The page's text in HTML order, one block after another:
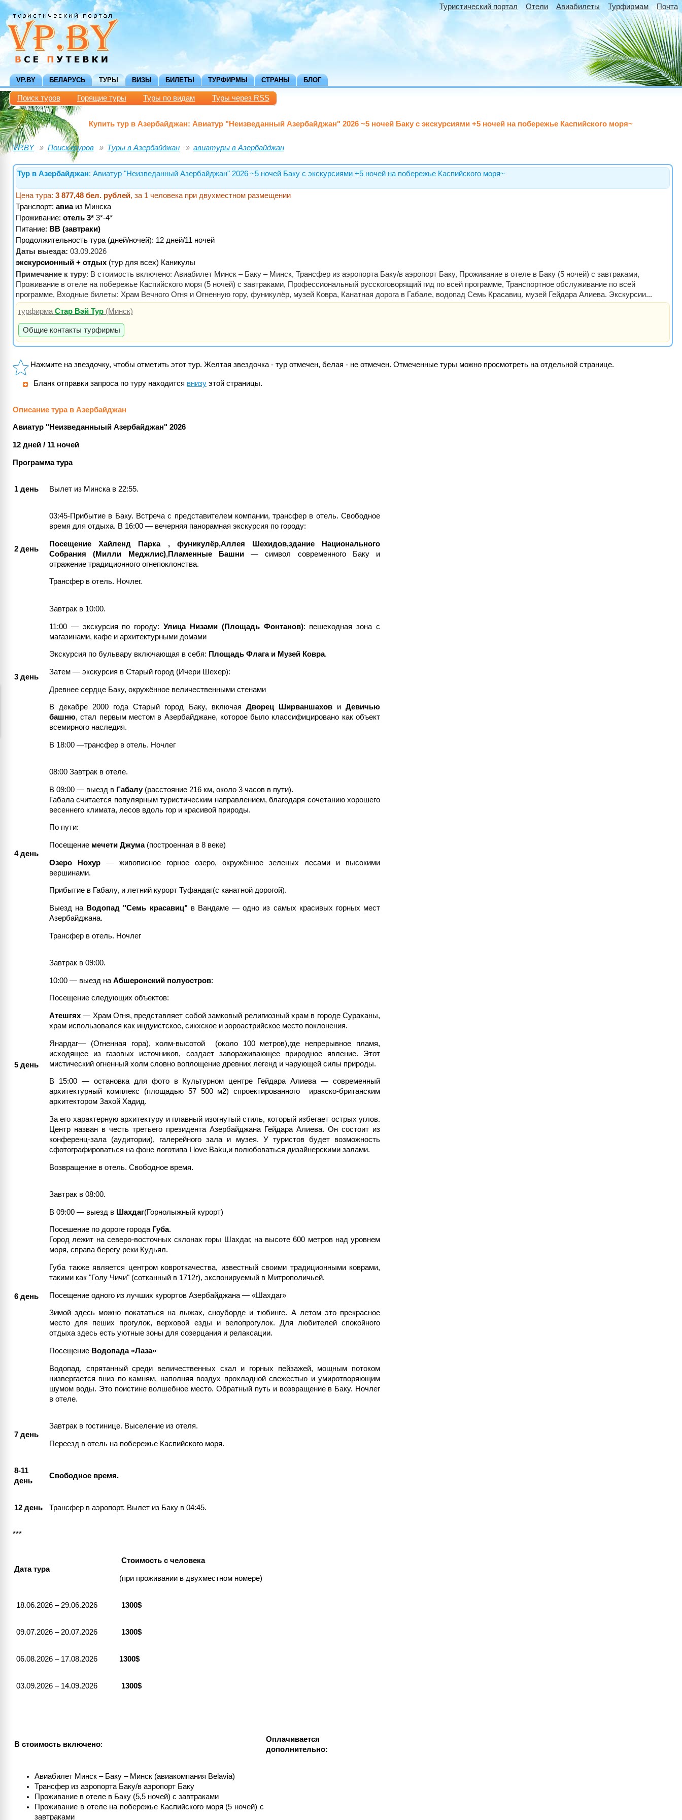
Туристический портал Отели Авиабилеты Турфирмам Почта
VP.BY БЕЛАРУСЬ ТУРЫ ВИЗЫ БИЛЕТЫ ТУРФИРМЫ СТРАНЫ БЛОГ
Поиск туров Горящие туры Туры по видам Туры через RSS
Купить тур в Азербайджан: Авиатур "Неизведанный Азербайджан" 2026 ~5 ночей Баку с экскурсиями +5 ночей на побережье Каспийского моря~
VP.BY Поиск туров Туры в Азербайджан авиатуры в Азербайджан
Тур в Азербайджан: Авиатур "Неизведанный Азербайджан" 2026 ~5 ночей Баку с экскурсиями +5 ночей на побережье Каспийского моря~
Цена тура: 3 877,48 бел. рублей, за 1 человека при двухместном размещении
Транспорт: авиаиз Минска
Проживание: отель 3* 3*-4*
Питание: BB (завтраки)
Продолжительность тура (дней/ночей): 12 дней/11 ночей
Даты выезда: 03.09.2026
экскурсионный + отдых (тур для всех) Каникулы
Примечание к туру: В стоимость включено: Авиабилет Минск – Баку – Минск, Трансфер из аэропорта Баку/в аэропорт Баку, Проживание в отеле в Баку (5 ночей) с завтраками,
Проживание в отеле на побережье Каспийского моря (5 ночей) с завтраками, Профессиональный русскоговорящий гид по всей программе, Транспортное обслуживание по всей
программе, Входные билеты: Храм Вечного Огня и Огненную гору, фуникулёр, музей Ковра, Канатная дорога в Габале, водопад Семь Красавиц, музей Гейдара Алиева. Экскурсии...
турфирмаСтар Вэй Тур(Минск)
Общие контакты турфирмы
Нажмите на звездочку, чтобы отметить этот тур. Желтая звездочка - тур отмечен, белая - не отмечен. Отмеченные туры можно просмотреть на отдельной странице.
Бланк отправки запроса по туру находится внизу этой страницы.
Описание тура в Азербайджан
Авиатур "Неизведанныый Азербайджан" 2026
12 дней / 11 ночей
Программа тура
1 день Вылет из Минска в 22:55.
2 день
03:45-Прибытие в Баку. Встреча с представителем компании, трансфер в отель. Свободное
время для отдыха. В 16:00 — вечерняя панорамная экскурсия по городу:
Посещение Хайленд Парка , фуникулёр,Аллея Шехидов,здание Национального
Собрания (Милли Меджлис), Пламенные Башни— символ современного Баку и
отражение традиционного огнепоклонства.
Трансфер в отель. Ночлег.
3 день
Завтрак в 10:00.
11:00 — экскурсия по городу:Улица Низами (Площадь Фонтанов): пешеходная зона с
магазинами, кафе и архитектурными домами
Экскурсия по бульвару включающая в себя: Площадь Флага и Музей Ковра.
Затем — экскурсия в Старый город (Ичери Шехер):
Древнее сердце Баку, окружённое величественными стенами
В декабре 2000 года Старый город Баку, включая Дворец ШирваншаховиДевичью
башню, стал первым местом в Азербайджане, которое было классифицировано как объект
всемирного наследия.
В 18:00 —трансфер в отель. Ночлег
4 день
08:00 Завтрак в отеле.
В 09:00 — выезд в Габалу(расстояние 216 км, около 3 часов в пути).
Габала считается популярным туристическим направлением, благодаря сочетанию хорошего
весеннего климата, лесов вдоль гор и красивой природы.
По пути:
Посещение мечети Джума(построенная в 8 веке)
Озеро Нохур — живописное горное озеро, окружённое зеленых лесами и высокими
вершинами.
Прибытие в Габалу, и летний курорт Туфандаг(с канатной дорогой).
Выезд на Водопад "Семь красавиц"в Вандаме — одно из самых красивых горных мест
Азербайджана.
Трансфер в отель. Ночлег
5 день
Завтрак в 09:00.
10:00 — выезд на Абшеронский полуостров:
Посещение следующих объектов:
Атешгях — Храм Огня, представляет собой замковый религиозный храм в городе Сураханы,
храм использовался как индуистское, сикхское и зороастрийское место поклонения.
Янардаг— (Огненная гора), холм-высотой (около 100 метров),где непрерывное пламя,
исходящее из газовых источников, создает завораживающее природное явление. Этот
мистический огненный холм словно воплощение древних легенд и чарующей силы природы.
В 15:00 — остановка для фото в Культурном центре Гейдара Алиева — современный
архитектурный комплекс (площадью 57 500 м2) спроектированного иракско-британским
архитектором Захой Хадид.
За его характерную архитектуру и плавный изогнутый стиль, который избегает острых углов.
Центр назван в честь третьего президента Азербайджана Гейдара Алиева. Он состоит из
конференц-зала (аудитории), галерейного зала и музея. У туристов будет возможность
сфотографироваться на фоне логотипа I love Baku,и полюбоваться дизайнерскими залами.
Возвращение в отель. Свободное время.
6 день
Завтрак в 08:00.
В 09:00 — выезд в Шахдаг(Горнолыжный курорт)
Посешение по дороге города Губа.
Город лежит на северо-восточных склонах горы Шахдаг, на высоте 600 метров над уровнем
моря, справа берегу реки Кудьял.
Губа также является центром ковроткачества, известный своими традиционными коврами,
такими как "Голу Чичи" (сотканный в 1712г), экспонируемый в Митрополичьей.
Посещение одного из лучших курортов Азербайджана — «Шахдаг»
Зимой здесь можно покататься на лыжах, сноуборде и тюбинге. А летом это прекрасное
место для пеших прогулок, верховой езды и велопрогулок. Для любителей спокойного
отдыха здесь есть уютные зоны для созерцания и релаксации.
Посещение Водопада «Лаза»
Водопад, спрятанный среди величественных скал и горных пейзажей, мощным потоком
низвергается вниз по камням, наполняя воздух прохладной свежестью и умиротворяющим
шумом воды. Это поистине волшебное место. Обратный путь и возвращение в Баку. Ночлег
в отеле.
7 день
Завтрак в гостинице. Выселение из отеля.
Переезд в отель на побережье Каспийского моря.
8-11
день
Свободное время.
12 день Трансфер в аэропорт. Вылет из Баку в 04:45.
***
Дата тура
Стоимость с человека
(при проживании в двухместном номере)
18.06.2026 – 29.06.2026 1300$
09.07.2026 – 20.07.2026 1300$
06.08.2026 – 17.08.2026 1300$
03.09.2026 – 14.09.2026 1300$
В стоимость включено:
Оплачивается
дополнительно:
Авиабилет Минск – Баку – Минск (авиакомпания Belavia)
Трансфер из аэропорта Баку/в аэропорт Баку
Проживание в отеле в Баку (5,5 ночей) с завтраками
Проживание в отеле на побережье Каспийского моря (5 ночей) с
завтраками